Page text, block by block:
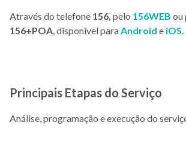
Através do telefone 156, pelo 156WEB ou
156+POA, disponível paraAndroid e iOS.
Principais Etapas do Serviço
Análise, programação e execução do